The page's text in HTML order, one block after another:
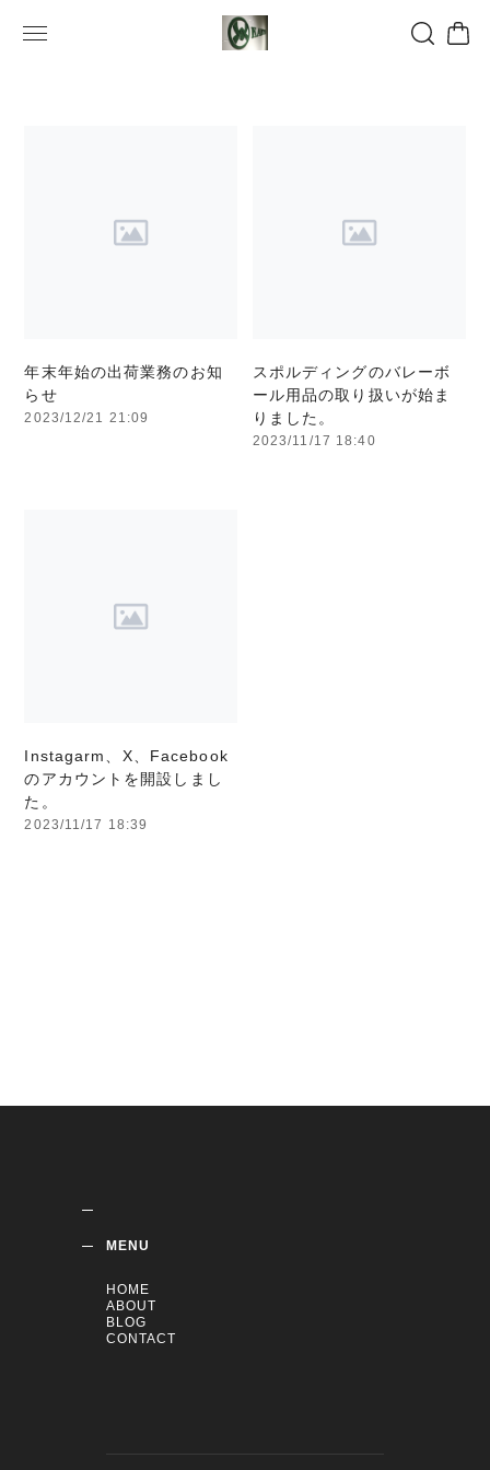
年末年始の出荷業務のお知
らせ
2023/12/21 21:09
スポルディングのバレーボ
ール用品の取り扱いが始ま
りました。
2023/11/17 18:40
Instagarm、X、Facebook
のアカウントを開設しまし
た。
2023/11/17 18:39
MENU
HOME
ABOUT
BLOG
CONTACT